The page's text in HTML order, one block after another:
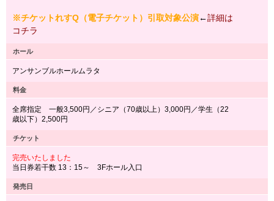
※チケットれすQ（電子チケット）引取対象公演←詳細は
コチラ
ホール
アンサンブルホールムラタ
料金
全席指定 一般3,500円／シニア（70歳以上）3,000円／学生（22
歳以下）2,500円
チケット
完売いたしました
当日券若干数 13：15～ 3Fホール入口
発売日